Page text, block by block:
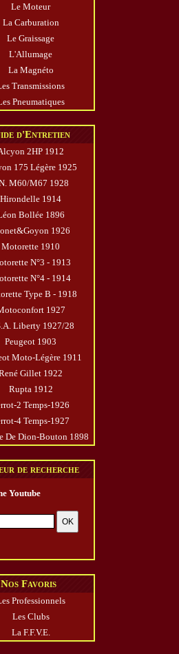
Le Moteur
La Carburation
Le Graissage
L'Allumage
La Magnéto
Transmissions
Pneumatiques
d'Entretien
2HP 1912
175 Légère 1925
M60/M67 1928
Hirondelle 1914
Bollée 1896
1926
Motorette 1910
N°3 - 1913
N°4 - 1914
Type B - 1918
1927
Liberty 1927/28
Peugeot 1903
Moto-Légère 1911
Gillet 1922
Rupta 1912
2 Temps-1926
4 Temps-1927
De Dion-Bouton 1898
de recherche
Youtube
Nos Favoris
Professionnels
Les Clubs
La F.F.V.E.